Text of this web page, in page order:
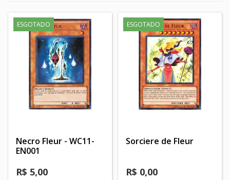
ESGOTADO
Necro Fleur - WC11-
EN001
R$ 5,00
ESGOTADO
Sorciere de Fleur
R$ 0,00